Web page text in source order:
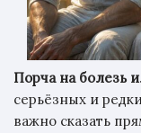
Порча на болезь
серьёзных и
важно сказать